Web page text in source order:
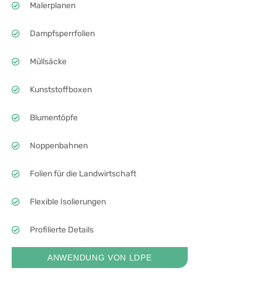
Malerplanen
Dampfsperrfolien
Müllsäcke
Kunststoffboxen
Blumentöpfe
Noppenbahnen
Folien für die Landwirtschaft
Flexible Isolierungen
Profilierte Details
ANWENDUNG VON LDPE